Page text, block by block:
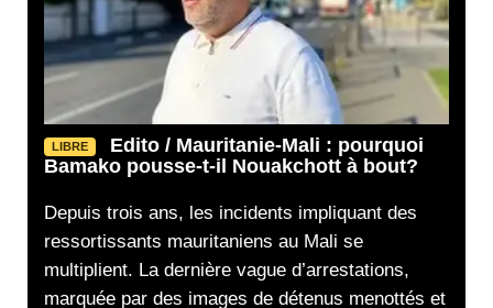
LIBRE
Edito / Mauritanie-Mali : pourquoi
Bamako pousse-t-il Nouakchott à bout?
Depuis trois ans, les incidents impliquant des
ressortissants mauritaniens au Mali se
multiplient. La dernière vague d’arrestations,
marquée par des images de détenus menottés et